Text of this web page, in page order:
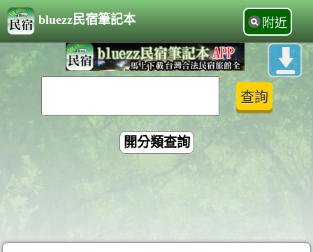
bluezz民宿筆記本 附近
開分類查詢